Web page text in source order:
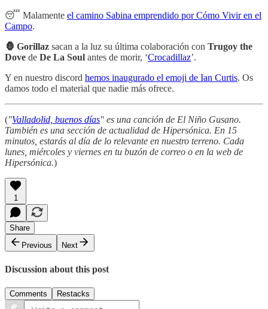
😴 Malamente el camino Sabina emprendido por Cómo Vivir en el
Campo.
🦍 Gorillaz sacan a la luz su última colaboración con Trugoy the
Dove de De La Soul antes de morir, ‘Crocadillaz’.
Y en nuestro discord hemos inaugurado el emoji de Ian Curtis. Os
damos todo el material que nadie más ofrece.
("Valladolid, buenos días" es una canción de El Niño Gusano.
También es una sección de actualidad de Hipersónica. En 15
minutos, estarás al día de lo relevante en nuestro terreno. Cada
lunes, miércoles y viernes en tu buzón de correo o en la web de
Hipersónica.)
1
Share
Previous
Next
Discussion about this post
Comments Restacks